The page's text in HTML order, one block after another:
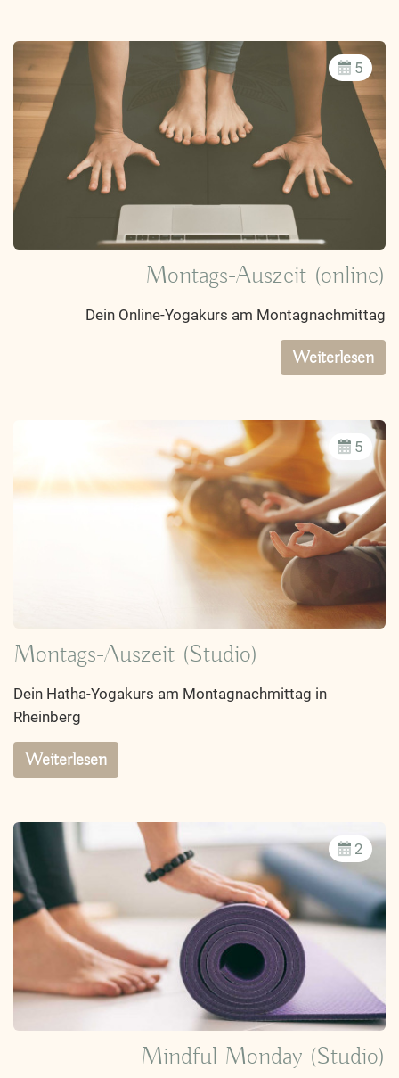
5
Montags-Auszeit (online)
Dein Online-Yogakurs am Montagnachmittag
Weiterlesen
5
Montags-Auszeit (Studio)
Dein Hatha-Yogakurs am Montagnachmittag in
Rheinberg
Weiterlesen
2
Mindful Monday (Studio)